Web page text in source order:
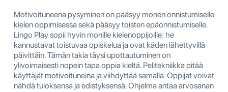
Motivoituneena pysyminen on pääsyy monen onnistumiselle
kielen oppimisessa sekä pääsyy toisten epäonnistumiselle.
Lingo Play sopii hyvin monille kielenoppijoille: he
kannustavat toistuvaa opiskelua ja ovat käden lähettyvillä
päivittäin. Tämän takia täysi upottautuminen on
ylivoimaisesti nopein tapa oppia kieltä. Pelitekniikka pitää
käyttäjät motivoituneina ja viihdyttää samalla. Oppijat voivat
nähdä tuloksensa ja edistyksensä. Ohjelma antaa arvosanan